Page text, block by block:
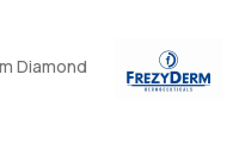
Diamond